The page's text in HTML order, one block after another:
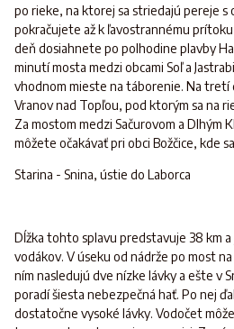
po rieke, na ktorej sa striedajú pereje s
pokračujete až k ľavostrannému
deň dosiahnete po polhodine plavby
minutí mosta medzi obcami Soľ a
vhodnom mieste na táborenie. Na tretí
Vranov nad Topľou, pod ktorým sa na
Za mostom medzi Sačurovom a Dlhým
môžete očakávať pri obci Božčice, kde
Starina - Snina, ústie do Laborca
Dĺžka tohto splavu predstavuje 38 km
vodákov. V úseku od nádrže po most
ním nasledujú dve nízke lávky a ešte v
poradí šiesta nebezpečná hať. Po nej
dostatočne vysoké lávky. Vodočet